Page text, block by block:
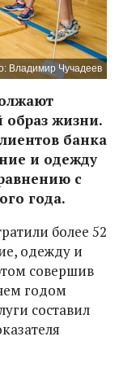
Владимир Чучадеев
образ жизни.
банка
и одежду
с
года.
более 52
одежду и
совершив
годом
составил